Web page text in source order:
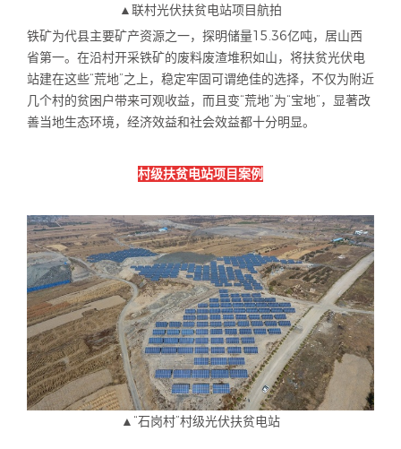
▲联村光伏扶贫电站项目航拍
铁矿为代县主要矿产资源之一，探明储量15.36亿吨，居山西
省第一。在沿村开采铁矿的废料废渣堆积如山，将扶贫光伏电
站建在这些“荒地”之上，稳定牢固可谓绝佳的选择，不仅为附近
几个村的贫困户带来可观收益，而且变“荒地”为“宝地”，显著改
善当地生态环境，经济效益和社会效益都十分明显。
村级扶贫电站项目案例
▲“石岗村”村级光伏扶贫电站